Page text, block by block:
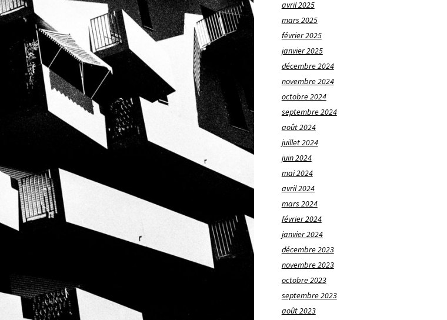
avril 2025
mars 2025
février 2025
janvier 2025
décembre 2024
novembre 2024
octobre 2024
septembre 2024
août 2024
juillet 2024
juin 2024
mai 2024
avril 2024
mars 2024
février 2024
janvier 2024
décembre 2023
novembre 2023
octobre 2023
septembre 2023
août 2023